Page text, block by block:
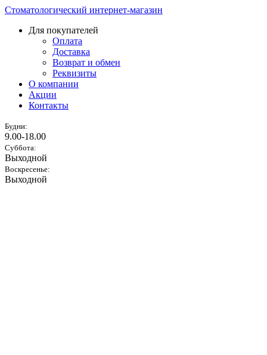
Стоматологический интернет-магазин
Для покупателей
Оплата
Доставка
Возврат и обмен
Реквизиты
О компании
Акции
Контакты
Будни:
9.00-18.00
Суббота:
Выходной
Воскресенье:
Выходной